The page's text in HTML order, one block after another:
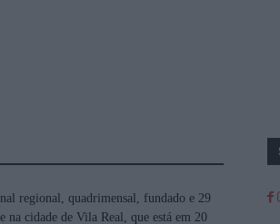
regional, quadrimensal, fundado e 29
na cidade de Vila Real, que está em 20